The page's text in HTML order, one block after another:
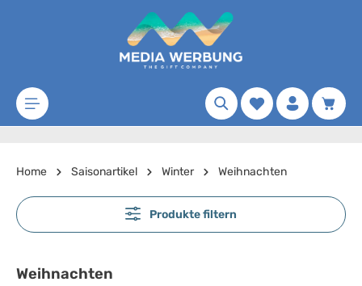
Zum Hauptinhalt springen
Merkzettel
Home Saisonartikel Winter Weihnachten
Produkte filtern
Weihnachten